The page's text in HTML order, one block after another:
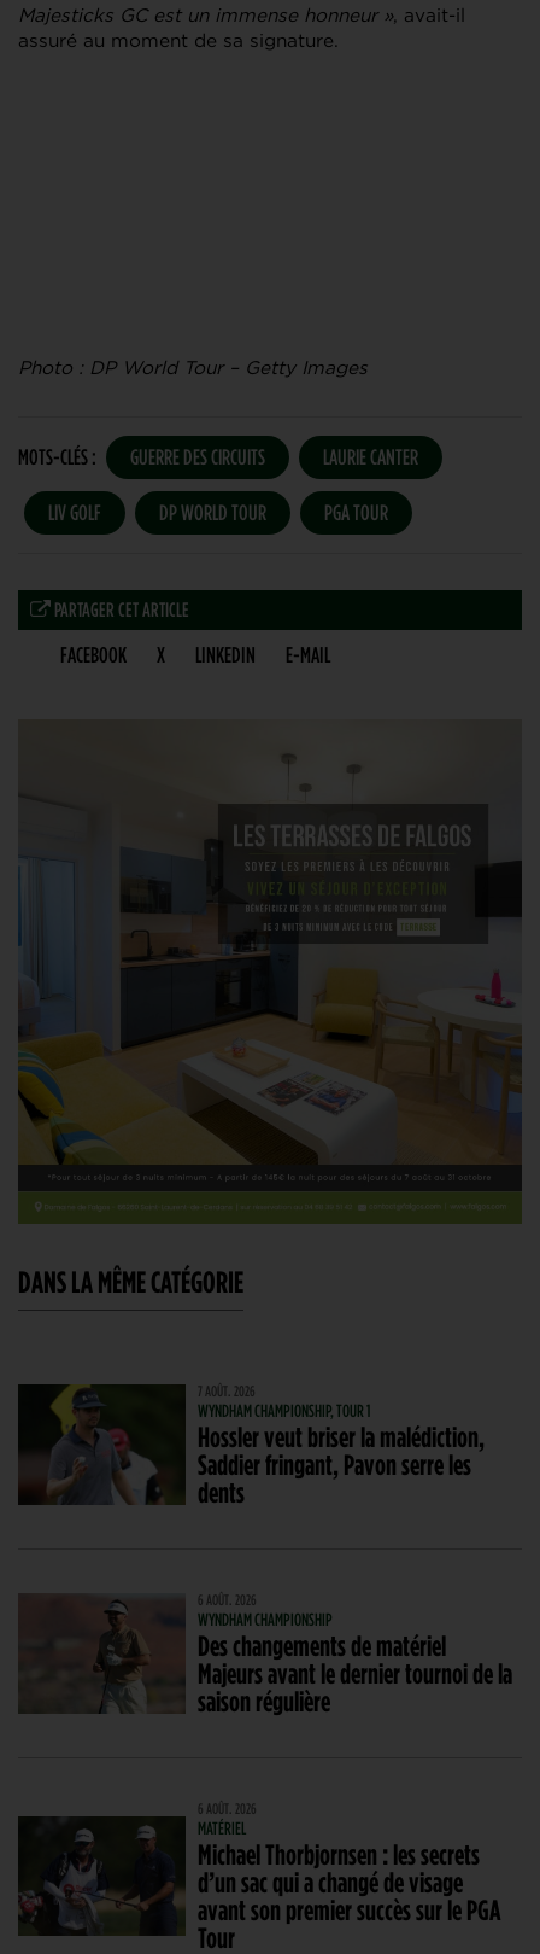
Majesticks GC est un immense honneur », avait-il
assuré au moment de sa signature.
Photo : DP World Tour – Getty Images
MOTS-CLÉS : GUERRE DES CIRCUITS LAURIE CANTER
LIV GOLF DP WORLD TOUR PGA TOUR
PARTAGER CET ARTICLE
FACEBOOK X LINKEDIN E-MAIL
DANS LA MÊME CATÉGORIE
7 AOÛT. 2026
WYNDHAM CHAMPIONSHIP, TOUR 1
Hossler veut briser la malédiction,
Saddier fringant, Pavon serre les
dents
6 AOÛT. 2026
WYNDHAM CHAMPIONSHIP
Des changements de matériel
Majeurs avant le dernier tournoi de la
saison régulière
6 AOÛT. 2026
MATÉRIEL
Michael Thorbjornsen : les secrets
d’un sac qui a changé de visage
avant son premier succès sur le PGA
Tour